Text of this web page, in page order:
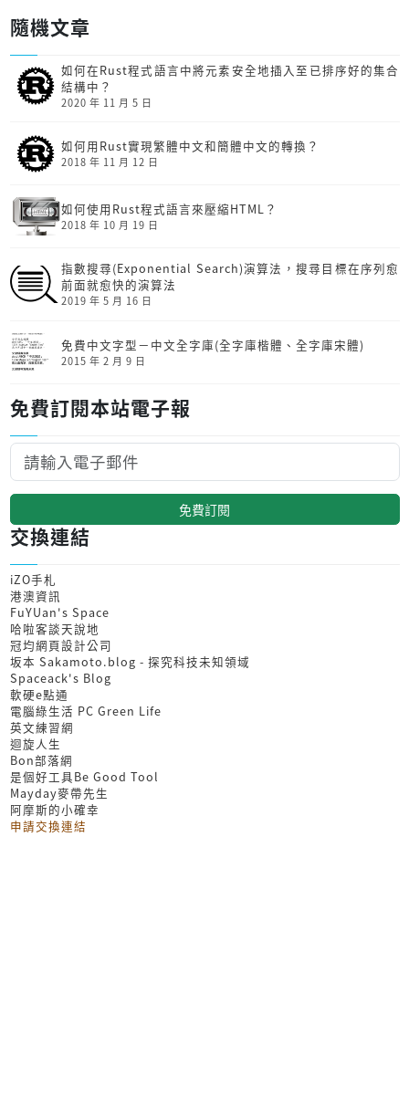
隨機文章
如何在Rust程式語言中將元素安全地插入至已排序好的集合
結構中？
2020 年 11 月 5 日
如何用Rust實現繁體中文和簡體中文的轉換？
2018 年 11 月 12 日
如何使用Rust程式語言來壓縮HTML？
2018 年 10 月 19 日
指數搜尋(Exponential Search)演算法，搜尋目標在序列愈
前面就愈快的演算法
2019 年 5 月 16 日
免費中文字型－中文全字庫(全字庫楷體、全字庫宋體)
2015 年 2 月 9 日
免費訂閱本站電子報
免費訂閱
交換連結
iZO手札
港澳資訊
FuYUan's Space
哈啦客談天說地
冠均網頁設計公司
坂本 Sakamoto.blog - 探究科技未知領域
Spaceack's Blog
軟硬e點通
電腦綠生活 PC Green Life
英文練習網
迴旋人生
Bon部落網
是個好工具Be Good Tool
Mayday麥帶先生
阿摩斯的小確幸
申請交換連結